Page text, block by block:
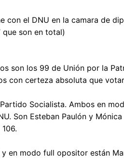
con el DNU en la camara de
son en total)
son los 99 de Unión por la
con certeza absoluta que
Socialista. Ambos en
Son Esteban Paulón y
en modo full opositor están